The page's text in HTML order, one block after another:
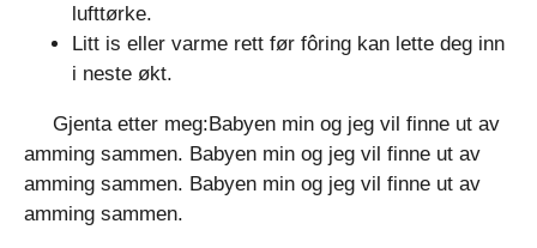
lufttørke.
Litt is eller varme rett før fôring kan lette deg inn
i neste økt.
Gjenta etter meg:Babyen min og jeg vil finne ut av
amming sammen. Babyen min og jeg vil finne ut av
amming sammen. Babyen min og jeg vil finne ut av
amming sammen.